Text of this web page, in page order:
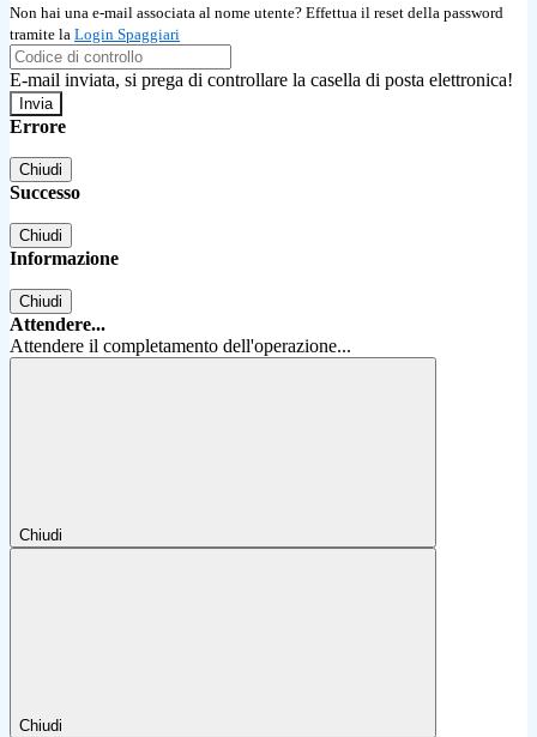
Non hai una e-mail associata al nome utente? Effettua il reset della password
tramite la Login Spaggiari
E-mail inviata, si prega di controllare la casella di posta elettronica!
Errore
Chiudi
Successo
Chiudi
Informazione
Chiudi
Attendere...
Attendere il completamento dell'operazione...
Chiudi
Chiudi